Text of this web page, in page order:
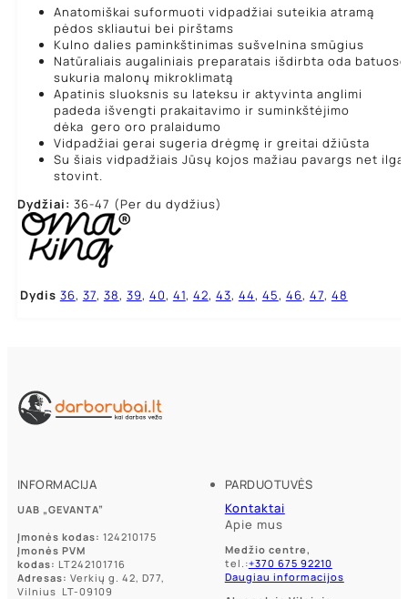
Anatomiškai suformuoti vidpadžiai suteikia atramą
pėdos skliautui bei pirštams
Kulno dalies paminkštinimas sušvelnina smūgius
Natūraliais augaliniais preparatais išdirbta oda batuose
sukuria malonų mikroklimatą
Apatinis sluoksnis su lateksu ir aktyvinta anglimi
padeda išvengti prakaitavimo ir suminkštėjimo
dėka gero oro pralaidumo
Vidpadžiai gerai sugeria drėgmę ir greitai džiūsta
Su šiais vidpadžiais Jūsų kojos mažiau pavargs net ilgai
stovint.
Dydžiai: 36-47 (Per du dydžius)
Dydis 36, 37, 38, 39, 40, 41, 42, 43, 44, 45, 46, 47, 48
INFORMACIJA
UAB „GEVANTA”
Įmonės kodas: 124210175
Įmonės PVM
kodas: LT242101716
Adresas: Verkių g. 42, D77,
Vilnius LT-09109
PARDUOTUVĖS
Kontaktai
Apie mus
Medžio centre,
tel.:+370 675 92210
Daugiau informacijos